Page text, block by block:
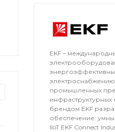
EKF –
электроснабжению
промышленных
инфраструктурных
брендом EKF
обеспечение:
IIoT EKF Connect